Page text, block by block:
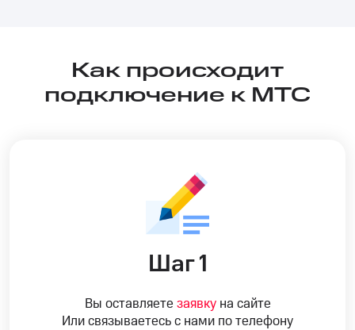
Как происходит
подключение к МТС
Шаг 1
Вы оставляете заявкуна сайте
Или связываетесь с нами по телефону